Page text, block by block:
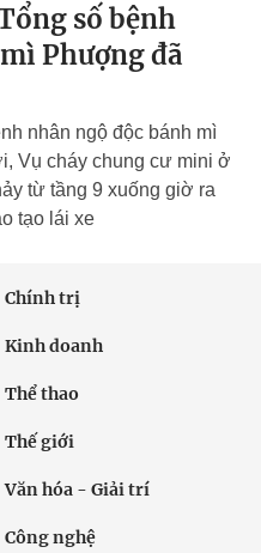
số bệnh
Phượng đã
nhân ngộ độc bánh mì
Vụ cháy chung cư mini ở
từ tầng 9 xuống giờ ra
tạo lái xe
Chính trị
Kinh doanh
Thể thao
Thế giới
Văn hóa - Giải trí
Công nghệ